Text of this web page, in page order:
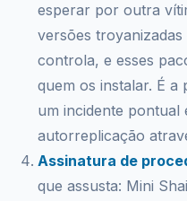
esperar por outra
versões
controla, e esses
quem os instalar. É
um incidente pontual
autorreplicação
Assinatura de
que assusta: Mini